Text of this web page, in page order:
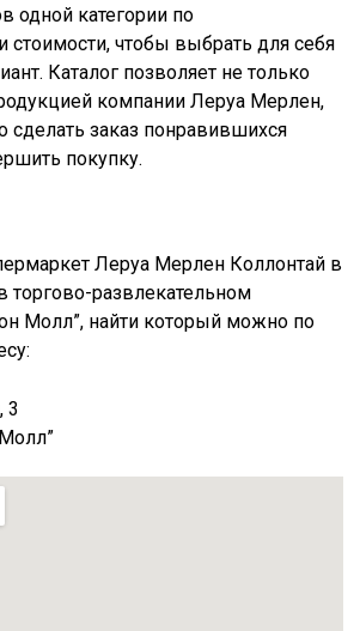
одной категории по
стоимости, чтобы выбрать для себя
Каталог позволяет не только
компании Леруа Мерлен,
сделать заказ понравившихся
покупку.
Леруа Мерлен Коллонтай в
развлекательном
Молл”, найти который можно по
3